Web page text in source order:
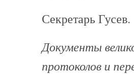
Секретарь Гусев.
Документы
протоколов и